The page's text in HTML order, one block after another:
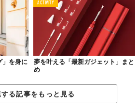
」を身に
ACTIVITY
夢を叶える「最新ガジェット」まと
め
する記事をもっと見る